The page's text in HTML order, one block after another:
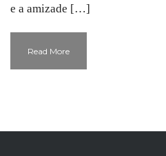
e a amizade […]
Read More